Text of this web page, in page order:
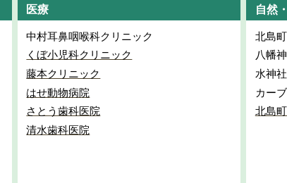
医療
中村耳鼻咽喉科クリニック
くぼ小児科クリニック
藤本クリニック
はせ動物病院
さとう歯科医院
清水歯科医院
自然
北島
八幡
水神社
カー
北島